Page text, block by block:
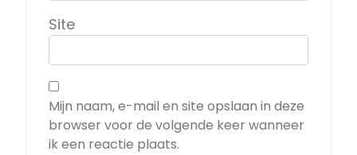
Site
Mijn naam, e-mail en site opslaan in deze
browser voor de volgende keer wanneer
ik een reactie plaats.